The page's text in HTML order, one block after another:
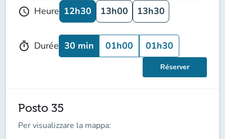
schedule Heure 12h30 13h00 13h30
timer Durée 30 min 01h00 01h30
Réserver
Posto 35
Per visualizzare la mappa: